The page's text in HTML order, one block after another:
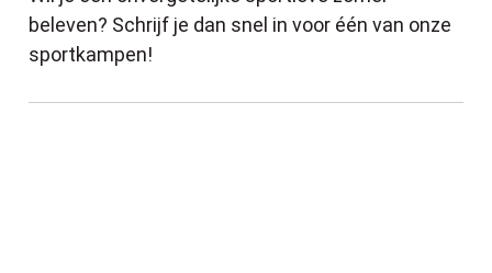
beleven? Schrijf je dan snel in voor één van onze
sportkampen!